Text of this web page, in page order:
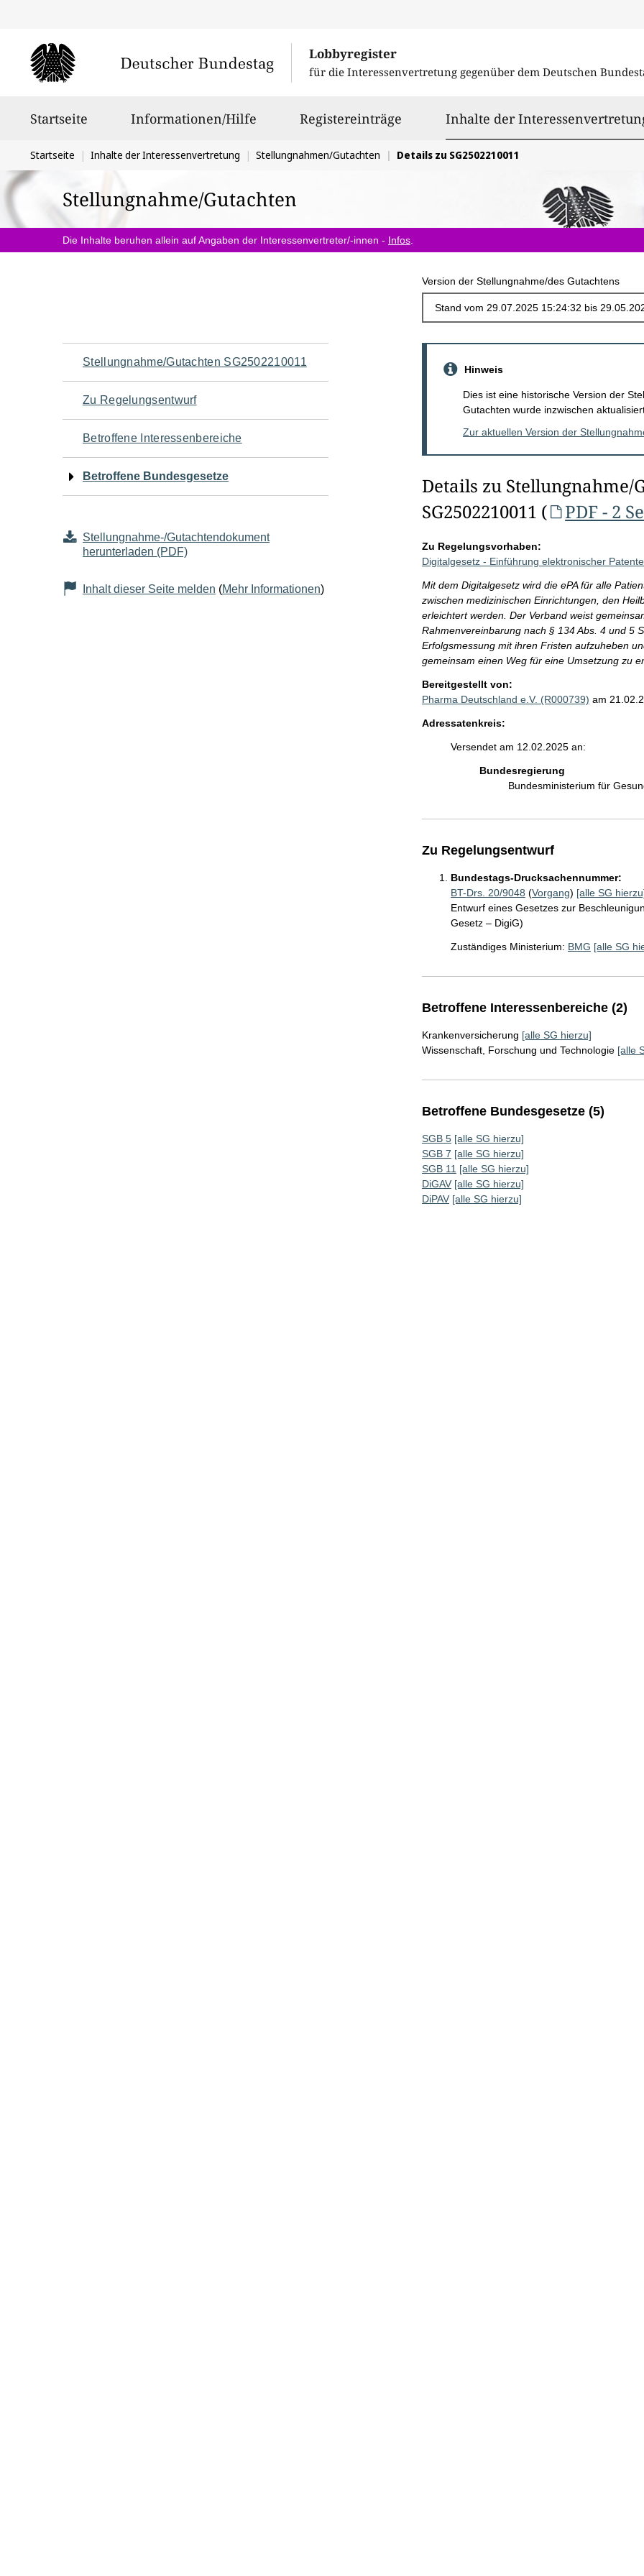
Lobbyregister
für die Interessenvertretung gegenüber dem Deutschen
Startseite Informationen/Hilfe Registereinträge Inhalte der
Sie
befinden
sich
hier:
Startseite Inhalte der Interessenvertretung Stellungnahmen/Gutachten Details zu SG2502210011
Stellungnahme/Gutachten
Die Inhalte beruhen allein auf Angaben der Interessenvertreter/-innen - Infos
Version der Stellungnahme/des Gutachtens
Navigation
für
den
Seiteninhalt
Stellungnahme/Gutachten SG2502210011
Zu Regelungsentwurf
Betroffene Interessenbereiche
Betroffene Bundesgesetze
Stellungnahme-/Gutachtendokument
herunterladen (PDF)
Inhalt dieser Seite melden (Mehr Informationen)
Hinweis
Dies ist eine historische Version der
Gutachten wurde inzwischen
Zur aktuellen Version der
Details zu Stellungnahme/
SG2502210011 (
PDF - 2
Zu Regelungsvorhaben:
Digitalgesetz - Einführung elektronischer
Mit dem Digitalgesetz wird die ePA für alle
zwischen medizinischen Einrichtungen, den
erleichtert werden. Der Verband weist
Rahmenvereinbarung nach § 134 Abs. 4 und 5
Erfolgsmessung mit ihren Fristen aufzuheben
gemeinsam einen Weg für eine Umsetzung zu
Bereitgestellt von:
Pharma Deutschland e.V. (R000739) am
Adressatenkreis:
Versendet am 12.02.2025 an:
Bundesregierung
Bundesministerium für
Zu Regelungsentwurf
Bundestags-Drucksachennummer:
BT-Drs. 20/9048 (Vorgang) [alle SG
Entwurf eines Gesetzes zur
Gesetz – DigiG)
Zuständiges Ministerium: BMG [alle SG
Betroffene Interessenbereiche (2)
Krankenversicherung [alle SG hierzu]
Wissenschaft, Forschung und Technologie [alle
Betroffene Bundesgesetze (5)
SGB 5 [alle SG hierzu]
SGB 7 [alle SG hierzu]
SGB 11 [alle SG hierzu]
DiGAV [alle SG hierzu]
DiPAV [alle SG hierzu]